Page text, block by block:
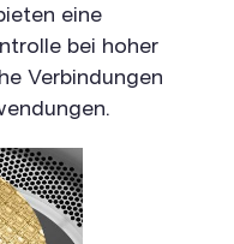
eine
bei hoher
Verbindungen